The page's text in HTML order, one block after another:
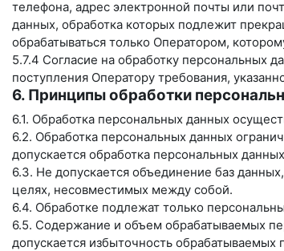
телефона, адрес электронной почты или
данных, обработка которых подлежит
обрабатываться только Оператором,
5.7.4 Согласие на обработку персональных
поступления Оператору требования,
6. Принципы обработки
6.1. Обработка персональных данных
6.2. Обработка персональных данных
допускается обработка персональных
6.3. Не допускается объединение баз
целях, несовместимых между собой.
6.4. Обработке подлежат только
6.5. Содержание и объем обрабатываемых
допускается избыточность